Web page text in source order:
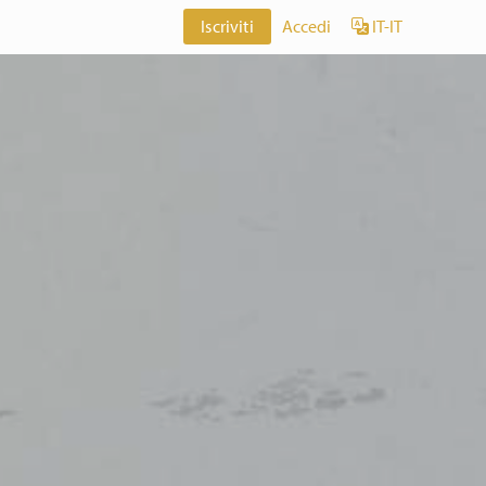
Iscriviti Accedi IT-IT